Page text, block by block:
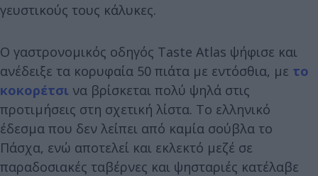
γευστικούς τους κάλυκες.
Ο γαστρονομικός οδηγός Taste Atlas ψήφισε και
ανέδειξε τα κορυφαία 50 πιάτα με εντόσθια, με το
κοκορέτσι να βρίσκεται πολύ ψηλά στις
προτιμήσεις στη σχετική λίστα. Το ελληνικό
έδεσμα που δεν λείπει από καμία σούβλα το
Πάσχα, ενώ αποτελεί και εκλεκτό μεζέ σε
παραδοσιακές ταβέρνες και ψησταριές κατέλαβε